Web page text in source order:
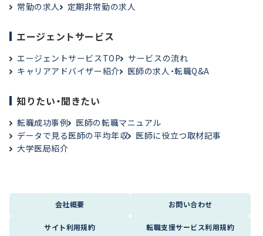
常勤の求人 定期非常勤の求人
エージェントサービス
エージェントサービスTOP
サービスの流れ
キャリアアドバイザー紹介
医師の求人・転職Q&A
知りたい・聞きたい
転職成功事例
医師の転職マニュアル
データで見る医師の平均年収
医師に役立つ取材記事
大学医局紹介
会社概要 お問い合わせ
サイト利用規約 転職支援サービス利用規約